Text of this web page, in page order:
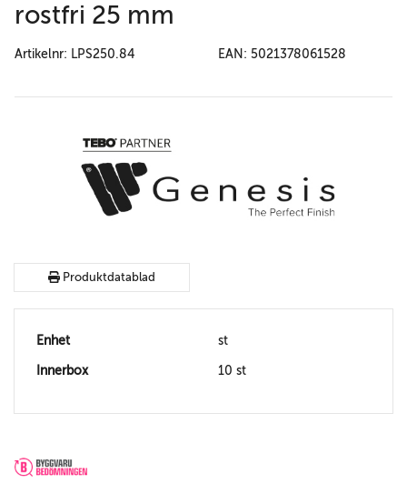
rostfri 25 mm
Artikelnr: LPS250.84 EAN: 5021378061528
Produktdatablad
Enhet st
Innerbox 10 st